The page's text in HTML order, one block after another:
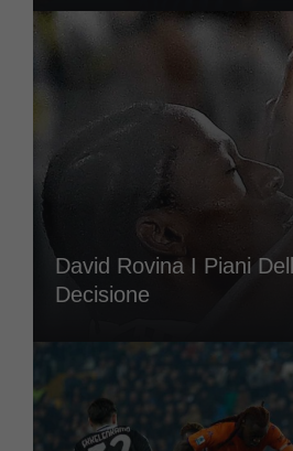
David Rovina I Piani
Decisione